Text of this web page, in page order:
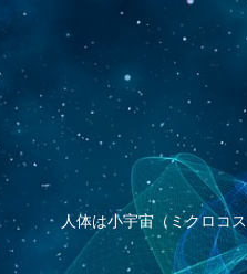
人体は小宇宙（ミクロコ